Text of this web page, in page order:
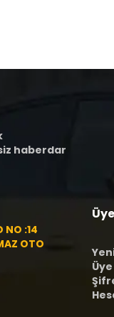
haberdar
NO :14
OTO